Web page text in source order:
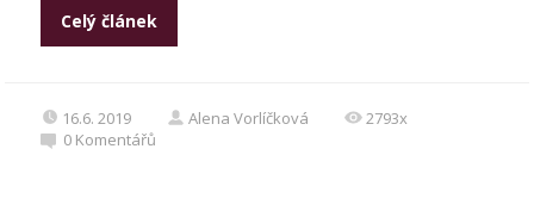
Celý článek
16.6. 2019 Alena Vorlíčková
2793x
0 Komentářů